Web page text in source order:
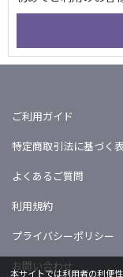
ご利用ガイド
特定商取引法に基づく
よくあるご質問
利用規約
プライバシーポリシー
お問い合わせ
本サイトでは利用者の利便